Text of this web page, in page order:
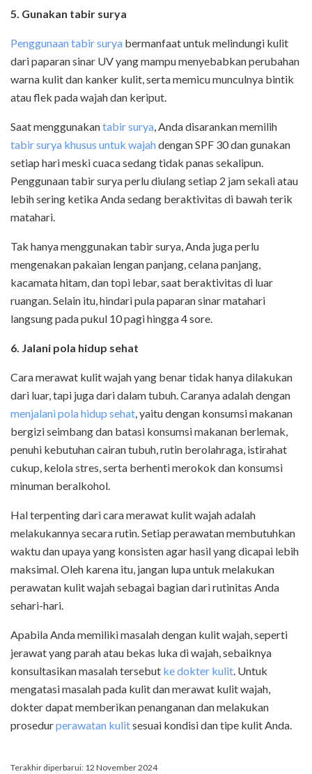
5. Gunakan tabir surya
Penggunaan tabir surya bermanfaat untuk melindungi kulit
dari paparan sinar UV yang mampu menyebabkan perubahan
warna kulit dan kanker kulit, serta memicu munculnya bintik
atau flek pada wajah dan keriput.
Saat menggunakantabir surya, Anda disarankan memilih
tabir surya khusus untuk wajahdengan SPF 30 dan gunakan
setiap hari meski cuaca sedang tidak panas sekalipun.
Penggunaan tabir surya perlu diulang setiap 2 jam sekali atau
lebih sering ketika Anda sedang beraktivitas di bawah terik
matahari.
Tak hanya menggunakan tabir surya, Anda juga perlu
mengenakan pakaian lengan panjang, celana panjang,
kacamata hitam, dan topi lebar, saat beraktivitas di luar
ruangan. Selain itu, hindari pula paparan sinar matahari
langsung pada pukul 10 pagi hingga 4 sore.
6. Jalani pola hidup sehat
Cara merawat kulit wajah yang benar tidak hanya dilakukan
dari luar, tapi juga dari dalam tubuh. Caranya adalah dengan
menjalani pola hidup sehat, yaitu dengan konsumsi makanan
bergizi seimbang dan batasi konsumsi makanan berlemak,
penuhi kebutuhan cairan tubuh, rutin berolahraga, istirahat
cukup, kelola stres, serta berhenti merokok dan konsumsi
minuman beralkohol.
Hal terpenting dari cara merawat kulit wajah adalah
melakukannya secara rutin. Setiap perawatan membutuhkan
waktu dan upaya yang konsisten agar hasil yang dicapai lebih
maksimal. Oleh karena itu, jangan lupa untuk melakukan
perawatan kulit wajah sebagai bagian dari rutinitas Anda
sehari-hari.
Apabila Anda memiliki masalah dengan kulit wajah, seperti
jerawat yang parah atau bekas luka di wajah, sebaiknya
konsultasikan masalah tersebut ke dokter kulit. Untuk
mengatasi masalah pada kulit dan merawat kulit wajah,
dokter dapat memberikan penanganan dan melakukan
prosedurperawatan kulitsesuai kondisi dan tipe kulit Anda.
Terakhir diperbarui: 12 November 2024